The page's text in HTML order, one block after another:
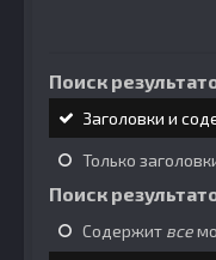
Поиск
Заголовки и
Только
Поиск
Содержит все